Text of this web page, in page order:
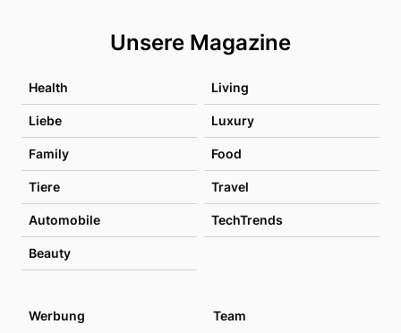
Unsere Magazine
Health Living
Liebe Luxury
Family Food
Tiere Travel
Automobile TechTrends
Beauty
Werbung Team